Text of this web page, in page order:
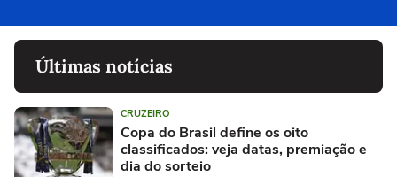
Últimas notícias
CRUZEIRO
Copa do Brasil define os oito
classificados: veja datas, premiação e
dia do sorteio